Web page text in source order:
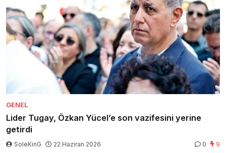
GENEL
Lider Tugay, Özkan Yücel’e son vazifesini yerine
getirdi
SoleKinG 22 Haziran 2026 0 9